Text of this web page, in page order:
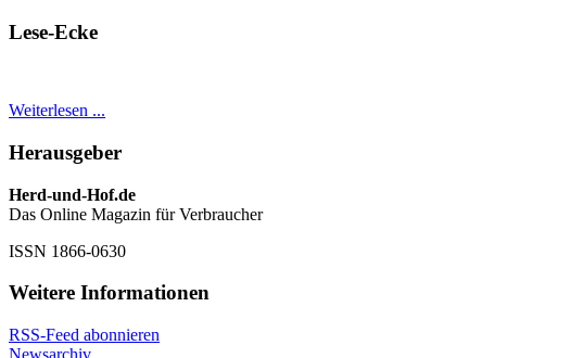
Lese-Ecke
Weiterlesen ...
Herausgeber
Herd-und-Hof.de
Das Online Magazin für Verbraucher
ISSN 1866-0630
Weitere Informationen
RSS-Feed abonnieren